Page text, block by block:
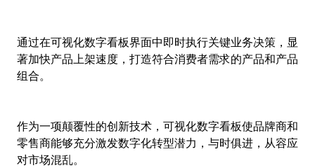
通过在可视化数字看板界面中即时执行关键业务决策，显
著加快产品上架速度，打造符合消费者需求的产品和产品
组合。
作为一项颠覆性的创新技术，可视化数字看板使品牌商和
零售商能够充分激发数字化转型潜力，与时俱进，从容应
对市场混乱。